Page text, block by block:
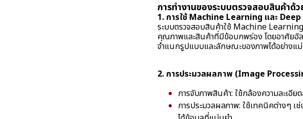
การทำงานของระบบตรวจสอบสินค้า
1. การใช้ Machine Learning และ
ระบบตรวจสอบสินค้าใช้ Machine
คุณภาพและสินค้าที่มีข้อบกพร่อง โดยอาศัย
จำแนกรูปแบบและลักษณะของภาพได้อย่างแ
2. การประมวลผลภาพ (Image
การจับภาพสินค้า: ใช้กล้องความละเอี
การประมวลผลภาพ: ใช้เทคนิคต่างๆ